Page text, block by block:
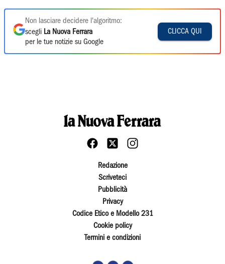
Non lasciare decidere l'algoritmo:
scegli La Nuova Ferrara
per le tue notizie su Google
CLICCA QUI
Redazione
Scriveteci
Pubblicità
Privacy
Codice Etico e Modello 231
Cookie policy
Termini e condizioni